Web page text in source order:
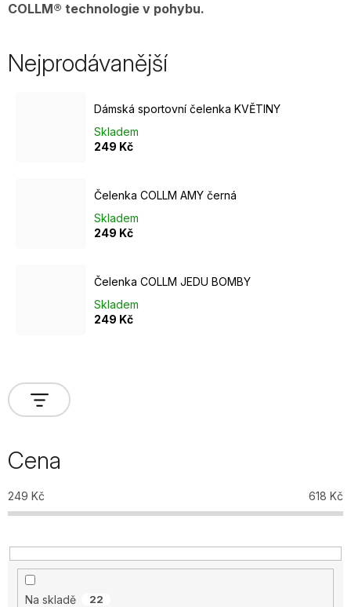
COLLM® technologie v pohybu.
Nejprodávanější
Dámská sportovní čelenka KVĚTINY
Skladem
249 Kč
Čelenka COLLM AMY černá
Skladem
249 Kč
Čelenka COLLM JEDU BOMBY
Skladem
249 Kč
Cena
249 Kč 618 Kč
Na skladě 22